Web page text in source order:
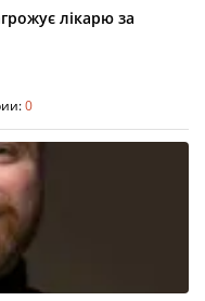
лікарю за
0